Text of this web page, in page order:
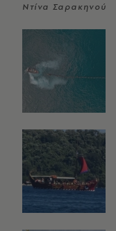
Ντίνα Σαρακηνού